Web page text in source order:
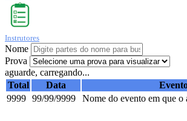
Instrutores
Nome
Prova
aguarde, carregando...
Total
Data
9999 99/99/9999 Nome do evento em que o